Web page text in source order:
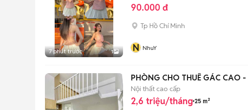
7 phút trước 1
90.000 đ
Tp Hồ Chí Minh
N NhuY
Nội thất cao cấp
2,6 triệu/tháng 25 m²